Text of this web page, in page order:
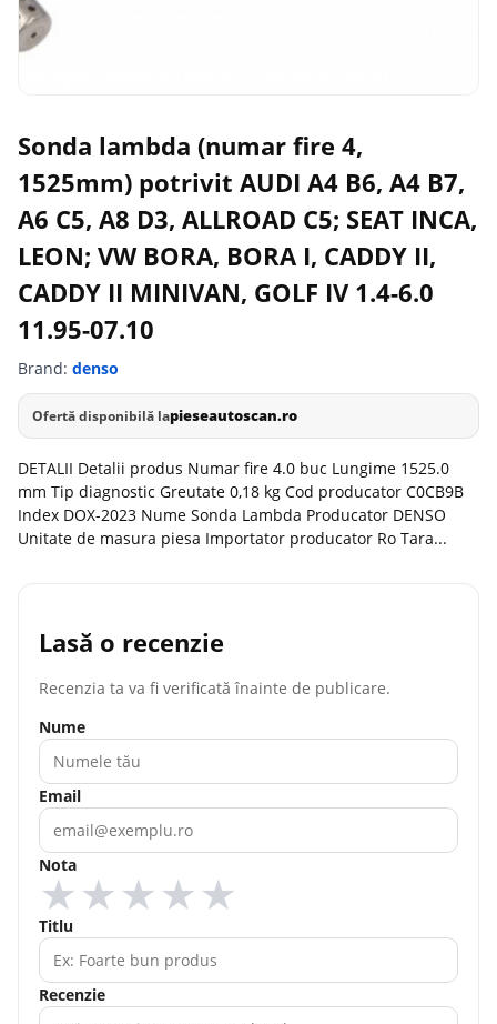
Sonda lambda (numar fire 4,
1525mm) potrivit AUDI A4 B6, A4 B7,
A6 C5, A8 D3, ALLROAD C5; SEAT INCA,
LEON; VW BORA, BORA I, CADDY II,
CADDY II MINIVAN, GOLF IV 1.4-6.0
11.95-07.10
Brand: denso
Ofertă disponibilă lapieseautoscan.ro
DETALII Detalii produs Numar fire 4.0 buc Lungime 1525.0
mm Tip diagnostic Greutate 0,18 kg Cod producator C0CB9B
Index DOX-2023 Nume Sonda Lambda Producator DENSO
Unitate de masura piesa Importator producator Ro Tara...
Lasă o recenzie
Recenzia ta va fi verificată înainte de publicare.
Nume
Email
Nota
★
★
★
★
★
Titlu
Recenzie